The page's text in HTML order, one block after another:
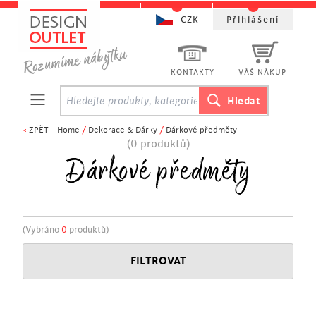
< ZPĚT Home / Dekorace & Dárky / Dárkové předměty
(0 produktů)
Dárkové předměty
(Vybráno 0 produktů)
FILTROVAT
KONTAKTY VÁŠ NÁKUP
CZK Přihlášení